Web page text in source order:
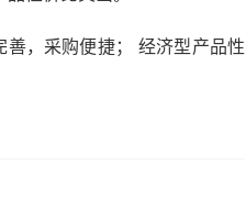
，采购便捷； 经济型产品性